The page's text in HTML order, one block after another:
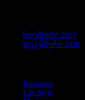
ნოემბერი 2023
დეკემბერი 2020
Bussiness
Life Style